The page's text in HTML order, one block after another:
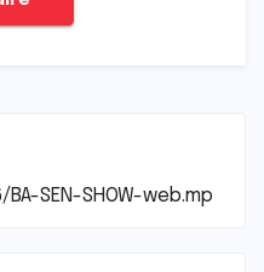
SEN-SHOW-web.mp